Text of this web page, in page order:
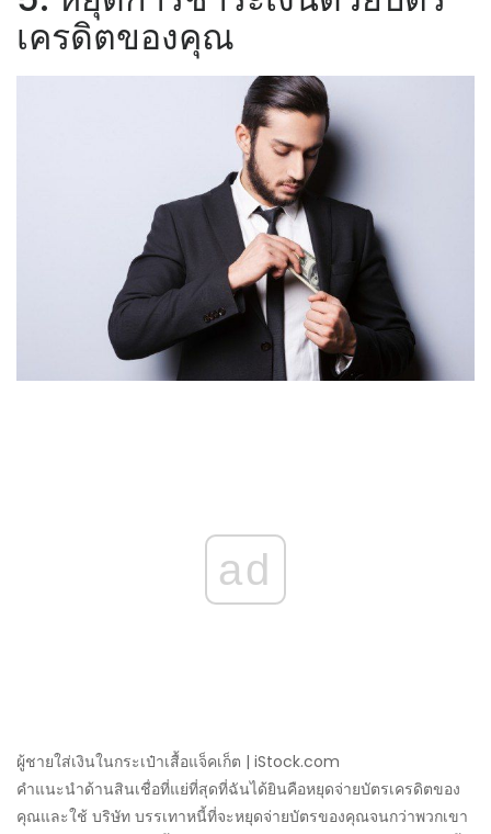
เครดิตของคุณ
ad
ผู้ชายใส่เงินในกระเป๋าเสื้อแจ็คเก็ต | iStock.com
คำแนะนำด้านสินเชื่อที่แย่ที่สุดที่ฉันได้ยินคือหยุดจ่ายบัตรเครดิตของ
คุณและใช้ บริษัท บรรเทาหนี้ที่จะหยุดจ่ายบัตรของคุณจนกว่าพวกเขา